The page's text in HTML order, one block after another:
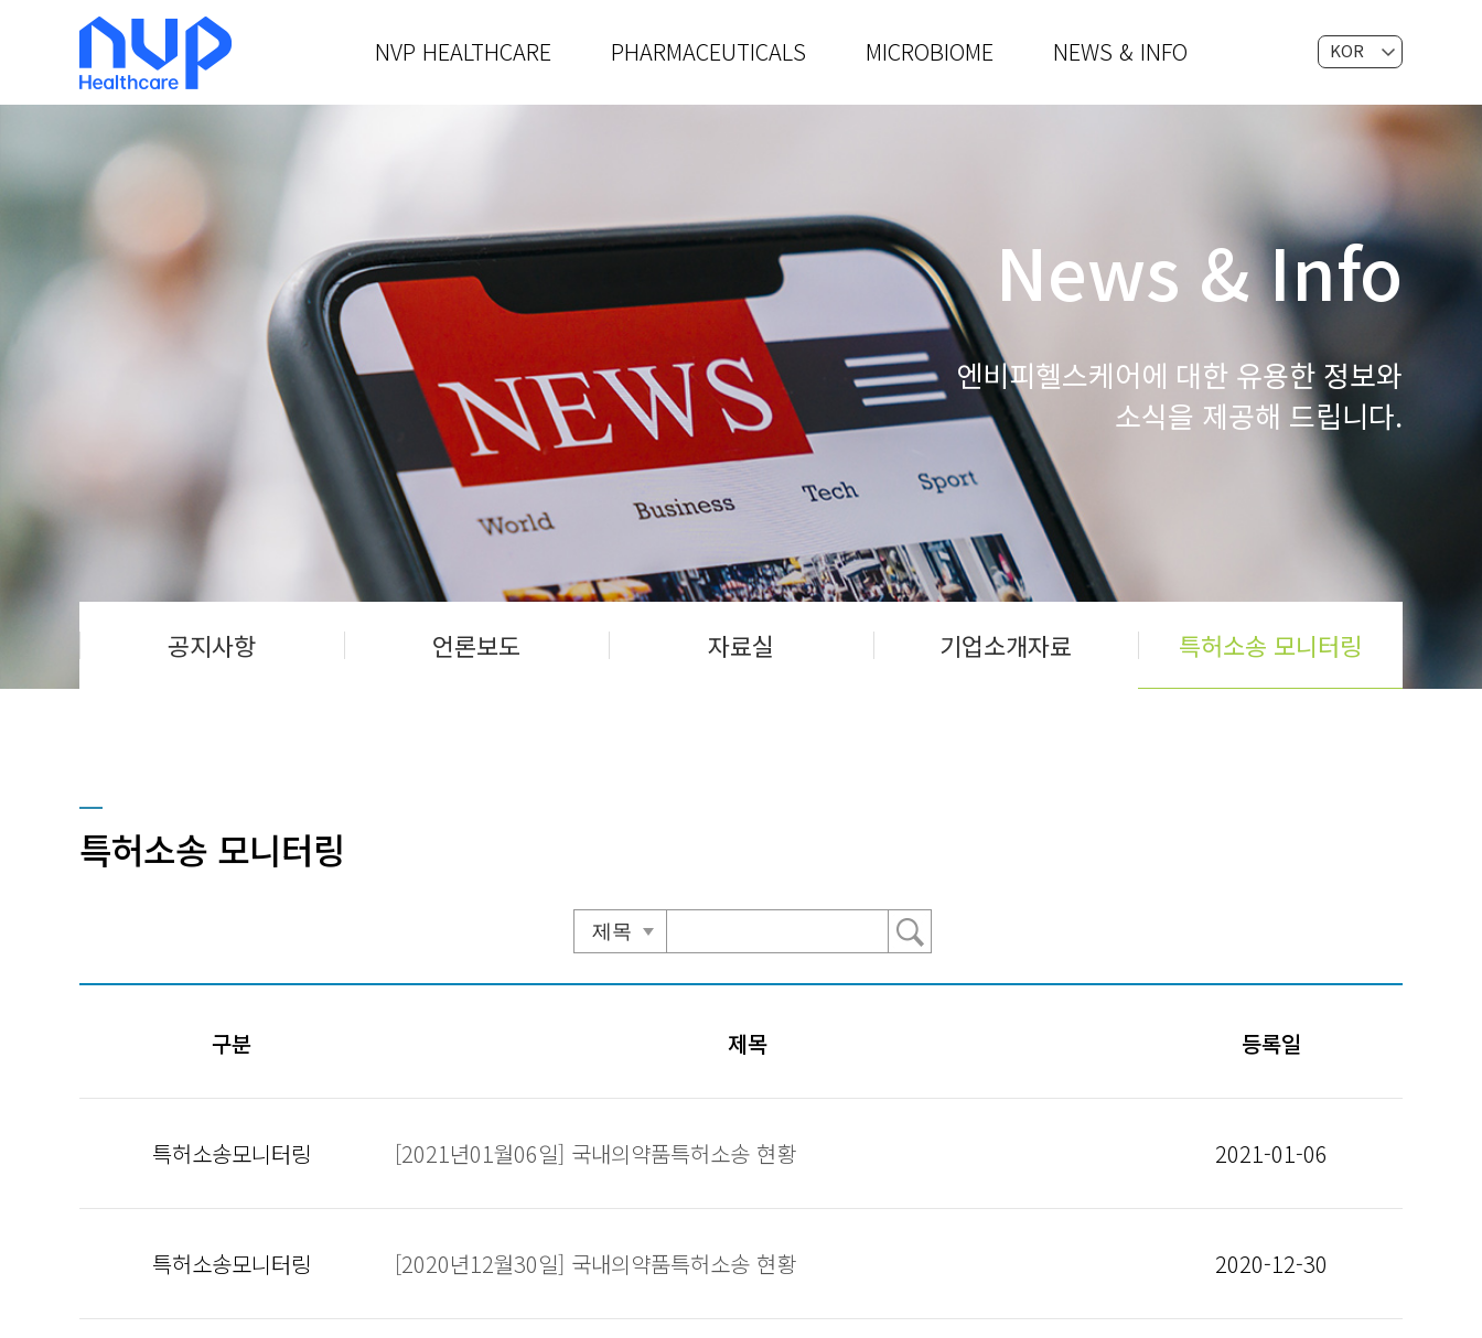
NVP HEALTHCARE PHARMACEUTICALS MICROBIOME NEWS & INFO
KOR
News & Info
엔비피헬스케어에 대한 유용한 정보와
소식을 제공해 드립니다.
공지사항 언론보도 자료실 기업소개자료 특허소송 모니터링
특허소송 모니터링
구분 제목 등록일
특허소송모니터링 [2021년01월06일] 국내의약품특허소송 현황 2021-01-06
특허소송모니터링 [2020년12월30일] 국내의약품특허소송 현황 2020-12-30